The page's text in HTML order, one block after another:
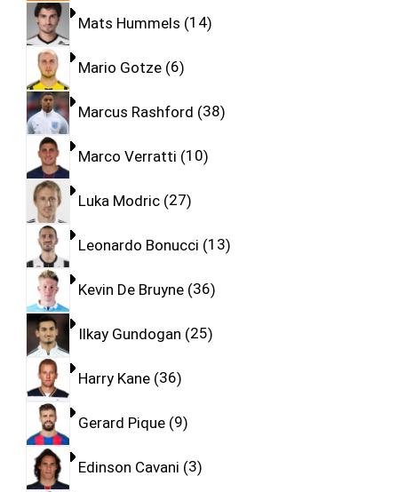
Mats Hummels 14
Mario Gotze 6
Marcus Rashford 38
Marco Verratti 10
Luka Modric 27
Leonardo Bonucci 13
Kevin De Bruyne 36
Ilkay Gundogan 25
Harry Kane 36
Gerard Pique 9
Edinson Cavani 3